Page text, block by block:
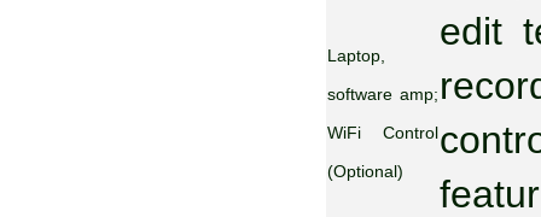
Laptop,
software amp;
WiFi Control
(Optional)
edit